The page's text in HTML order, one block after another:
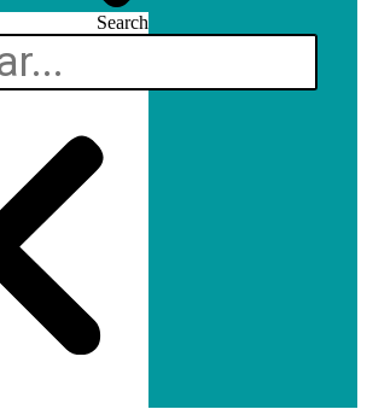
Search